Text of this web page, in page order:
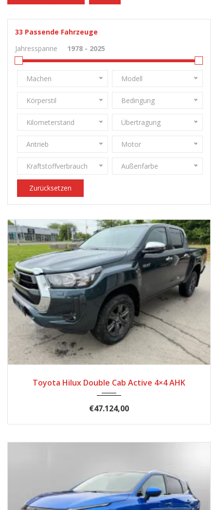
33 Passende Fahrzeuge
Jahresspanne
Machen Modell
Körperstil Bedingung
Kilometerstand Übertragung
Antrieb Motor
Kraftstoffverbrauch Außenfarbe
Zurücksetzen
Toyota Hilux Double Cab Active 4×4 AHK
€47.124,00